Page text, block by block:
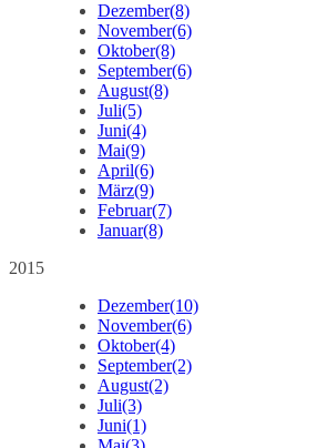
Dezember(8)
November(6)
Oktober(8)
September(6)
August(8)
Juli(5)
Juni(4)
Mai(9)
April(6)
März(9)
Februar(7)
Januar(8)
2015
Dezember(10)
November(6)
Oktober(4)
September(2)
August(2)
Juli(3)
Juni(1)